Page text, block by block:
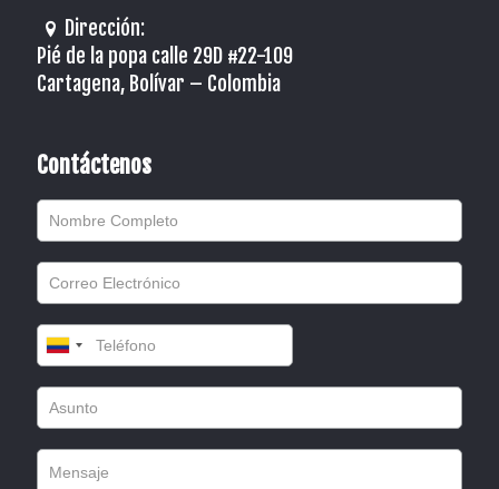
Dirección:
Pié de la popa calle 29D #22-109
Cartagena, Bolívar – Colombia
Contáctenos